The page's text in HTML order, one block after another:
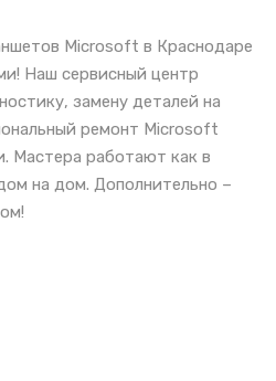
Microsoft в Краснодаре
Наш сервисный центр
замену деталей на
ремонт Microsoft
Мастера работают как в
на дом. Дополнительно –